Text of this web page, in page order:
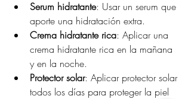
Serum hidratante: Usar un serum que
aporte una hidratación extra.
Crema hidratante rica: Aplicar una
crema hidratante rica en la mañana
y en la noche.
Protector solar: Aplicar protector solar
todos los días para proteger la piel